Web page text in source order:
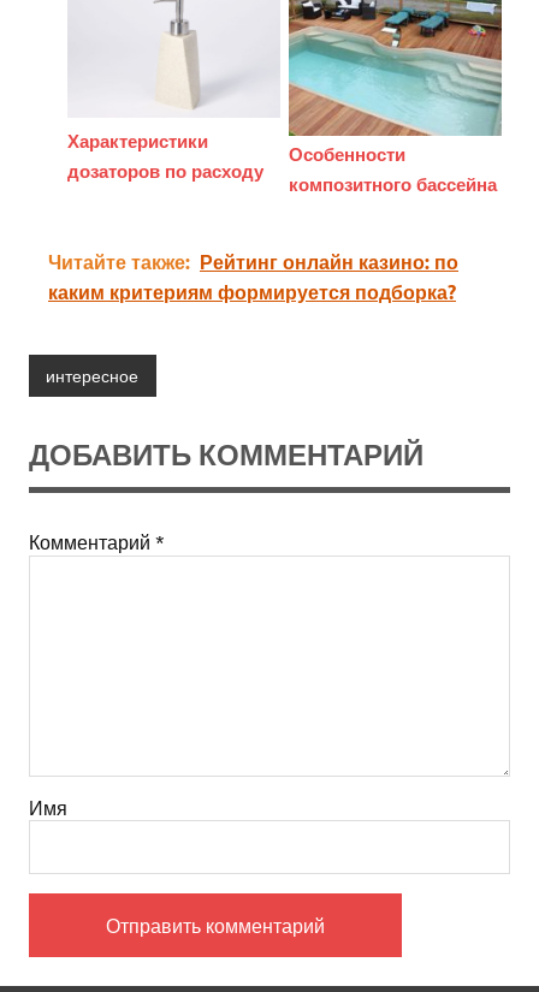
Характеристики
дозаторов по расходу
Особенности
композитного бассейна
Читайте также: Рейтинг онлайн казино: по
каким критериям формируется подборка?
интересное
ДОБАВИТЬ КОММЕНТАРИЙ
Комментарий *
Имя